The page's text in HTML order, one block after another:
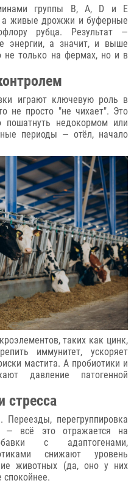
группы B, A, D и E
а живые дрожжи и буферные
рубца. Результат —
энергии, а значит, и выше
не только на фермах, но и в
играют ключевую роль в
не просто "не чихает". Это
пошатнуть недокормом или
периоды — отёл, начало
таких как цинк,
иммунитет, ускоряет
мастита. А пробиотики и
давление патогенной
стресса
Переезды, перегруппировка
— всё это отражается на
с адаптогенами,
снижают уровень
животных (да, оно у них